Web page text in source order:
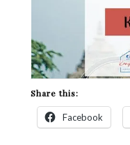
Share this:
Facebook